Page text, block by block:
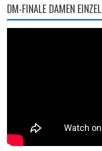
DM-FINALE DAMEN EINZEL